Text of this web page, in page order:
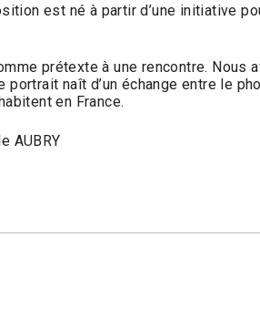
est né à partir d’une initiative
prétexte à une rencontre. Nous
portrait naît d’un échange entre le
en France.
AUBRY